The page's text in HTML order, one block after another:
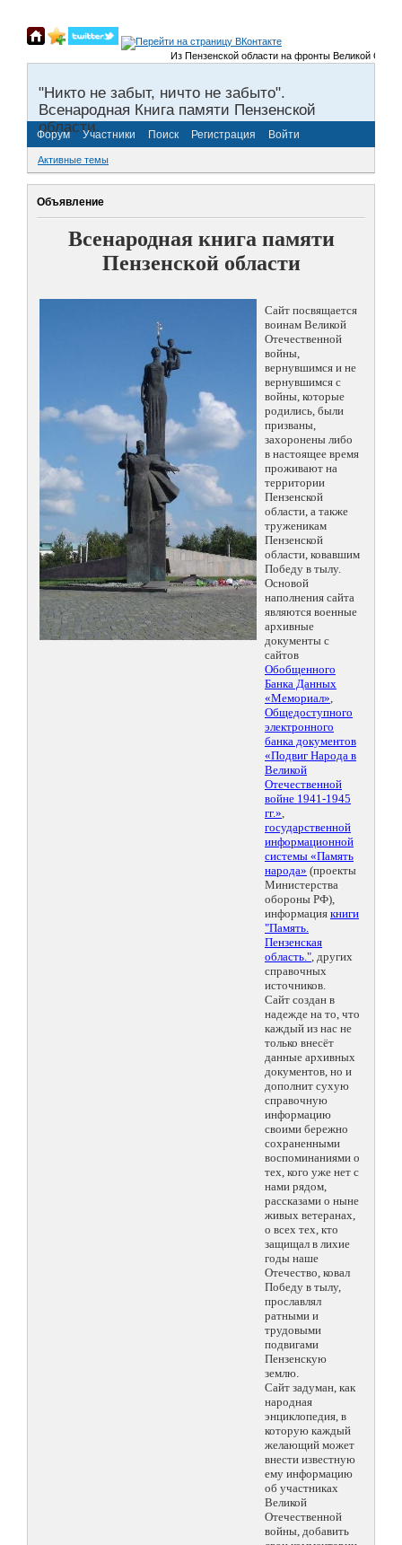
Из Пензенской области на фронты Великой
"Никто не забыт, ничто не забыто".
Всенародная Книга памяти Пензенской
области.
Форум Участники Поиск Регистрация Войти
Активные темы
Объявление
Всенародная книга памяти
Пензенской области
Сайт посвящается
воинам Великой
Отечественной
войны,
вернувшимся и не
вернувшимся с
войны, которые
родились, были
призваны,
захоронены либо
в настоящее время
проживают на
территории
Пензенской
области, а также
труженикам
Пензенской
области, ковавшим
Победу в тылу.
Основой
наполнения сайта
являются военные
архивные
документы с
сайтов
Обобщенного
Банка Данных
«Мемориал»,
Общедоступного
электронного
банка документов
«Подвиг Народа в
Великой
Отечественной
войне 1941-1945
гг.»,
государственной
информационной
системы «Память
народа» (проекты
Министерства
обороны РФ),
информация книги
"Память.
Пензенская
область.", других
справочных
источников.
Сайт создан в
надежде на то, что
каждый из нас не
только внесёт
данные архивных
документов, но и
дополнит сухую
справочную
информацию
своими бережно
сохраненными
воспоминаниями о
тех, кого уже нет с
нами рядом,
рассказами о ныне
живых ветеранах,
о всех тех, кто
защищал в лихие
годы наше
Отечество, ковал
Победу в тылу,
прославлял
ратными и
трудовыми
подвигами
Пензенскую
землю.
Сайт задуман, как
народная
энциклопедия, в
которую каждый
желающий может
внести известную
ему информацию
об участниках
Великой
Отечественной
войны, добавить